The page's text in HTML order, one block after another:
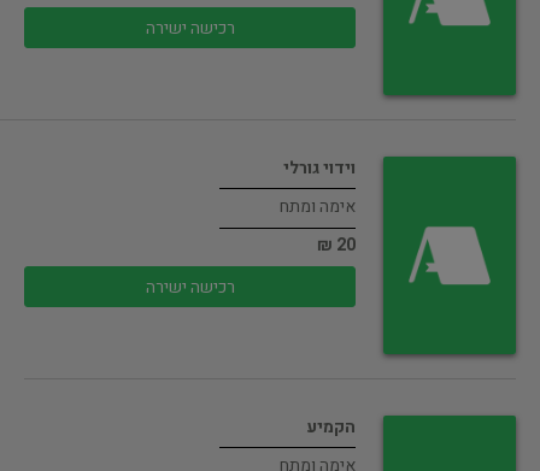
רכישה ישירה
וידוי גורלי
אימה ומתח
20 ₪
רכישה ישירה
הקמיע
אימה ומתח